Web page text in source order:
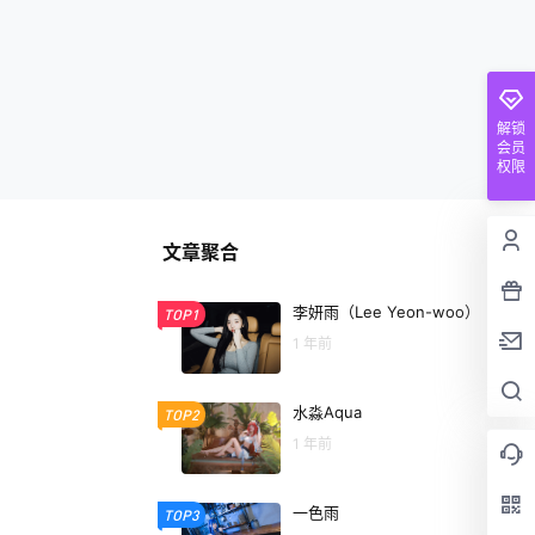
解锁
会员
权限
文章聚合
TOP1 李妍雨（Lee Yeon-woo）
1 年前
TOP2 水淼Aqua
1 年前
TOP3 一色雨